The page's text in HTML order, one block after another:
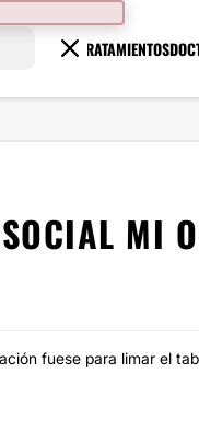
TRATAMIENTOS
MI
fuese para limar el